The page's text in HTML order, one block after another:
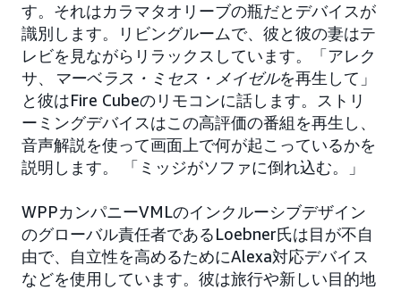
す。それはカラマタオリーブの瓶だとデバイスが
識別します。リビングルームで、彼と彼の妻はテ
レビを見ながらリラックスしています。「アレク
サ、
マーベラス・ミセス・メイゼルを再生して」
と彼はFire Cubeのリモコンに話します。ストリ
ーミングデバイスはこの高評価の番組を再生し、
音声解説を使って画面上で何が起こっているかを
説明します。 「ミッジがソファに倒れ込む。」
WPPカンパニーVMLのインクルーシブデザイン
のグローバル責任者であるLoebner氏は目が不自
由で、自立性を高めるためにAlexa対応デバイス
などを使用しています。彼は旅行や新しい目的地